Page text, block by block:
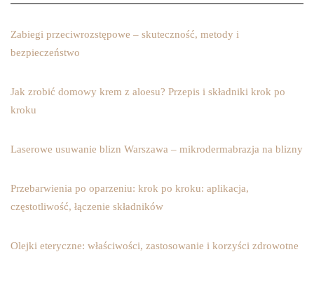
Zabiegi przeciwrozstępowe – skuteczność, metody i
bezpieczeństwo
Jak zrobić domowy krem z aloesu? Przepis i składniki krok po
kroku
Laserowe usuwanie blizn Warszawa – mikrodermabrazja na blizny
Przebarwienia po oparzeniu: krok po kroku: aplikacja,
częstotliwość, łączenie składników
Olejki eteryczne: właściwości, zastosowanie i korzyści zdrowotne